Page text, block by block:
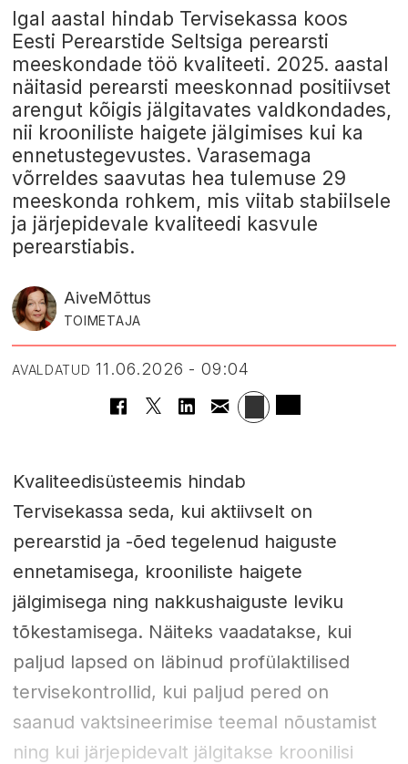
Igal aastal hindab Tervisekassa koos
Eesti Perearstide Seltsiga perearsti
meeskondade töö kvaliteeti. 2025. aastal
näitasid perearsti meeskonnad positiivset
arengut kõigis jälgitavates valdkondades,
nii krooniliste haigete jälgimises kui ka
ennetustegevustes. Varasemaga
võrreldes saavutas hea tulemuse 29
meeskonda rohkem, mis viitab stabiilsele
ja järjepidevale kvaliteedi kasvule
perearstiabis.
AiveMõttus
TOIMETAJA
AVALDATUD 11.06.2026 - 09:04
Kvaliteedisüsteemis hindab
Tervisekassa seda, kui aktiivselt on
perearstid ja -õed tegelenud haiguste
ennetamisega, krooniliste haigete
jälgimisega ning nakkushaiguste leviku
tõkestamisega. Näiteks vaadatakse, kui
paljud lapsed on läbinud profülaktilised
tervisekontrollid, kui paljud pered on
saanud vaktsineerimise teemal nõustamist
ning kui järjepidevalt jälgitakse kroonilisi